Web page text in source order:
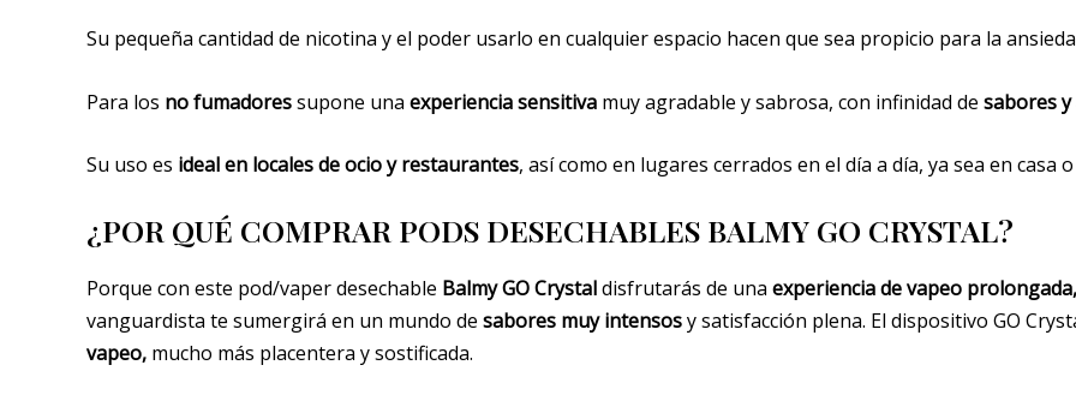
Su pequeña cantidad de nicotina y el poder usarlo en cualquier espacio hacen que sea propicio para la
Para los no fumadoressupone una experiencia sensitiva muy agradable y sabrosa, con infinidad de sabores
Su uso es ideal en locales de ocio y restaurantes, así como en lugares cerrados en el día a día, ya sea en casa
¿POR QUÉ COMPRAR PODS DESECHABLES BALMY GO CRYSTAL?
Porque con este pod/vaper desechable Balmy GO Crystaldisfrutarás de una experiencia de vapeo prolongada,
vanguardista te sumergirá en un mundo de sabores muy intensosy satisfacción plena. El dispositivo GO
vapeo, mucho más placentera y sostificada.